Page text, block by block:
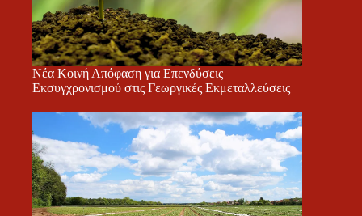
Νέα Κοινή Απόφαση για Επενδύσεις
Εκσυγχρονισμού στις Γεωργικές Εκμεταλλεύσεις